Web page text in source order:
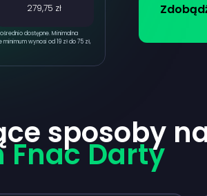
279,75 zł
dostępne. Minimalna
wynosi od 19 zł do 75 zł,
sposoby
Darty